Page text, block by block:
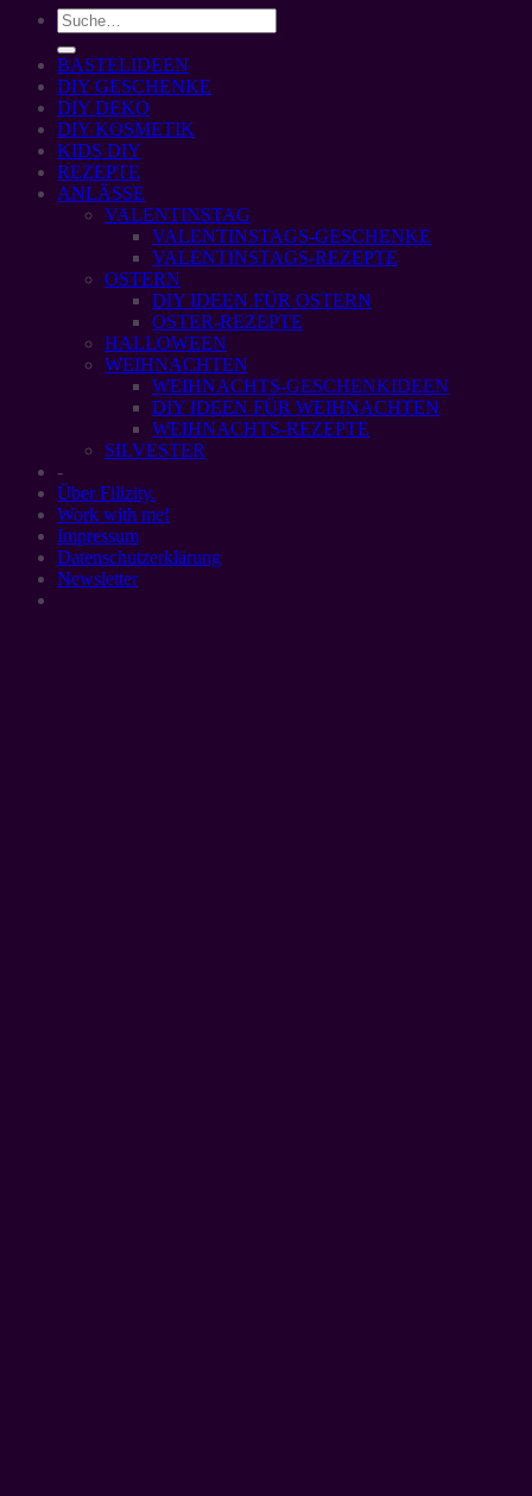
BASTELIDEEN
DIY GESCHENKE
DIY DEKO
DIY KOSMETIK
KIDS DIY
REZEPTE
ANLÄSSE
VALENTINSTAG
VALENTINSTAGS-GESCHENKE
VALENTINSTAGS-REZEPTE
OSTERN
DIY IDEEN FÜR OSTERN
OSTER-REZEPTE
HALLOWEEN
WEIHNACHTEN
WEIHNACHTS-GESCHENKIDEEN
DIY IDEEN FÜR WEIHNACHTEN
WEIHNACHTS-REZEPTE
SILVESTER
-
Über Filizity.
Work with me!
Impressum
Datenschutzerklärung
Newsletter